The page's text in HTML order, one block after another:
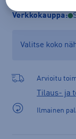
Verkkokauppa:
Valitse koko
Arvioitu
Tilaus- ja
Ilmainen